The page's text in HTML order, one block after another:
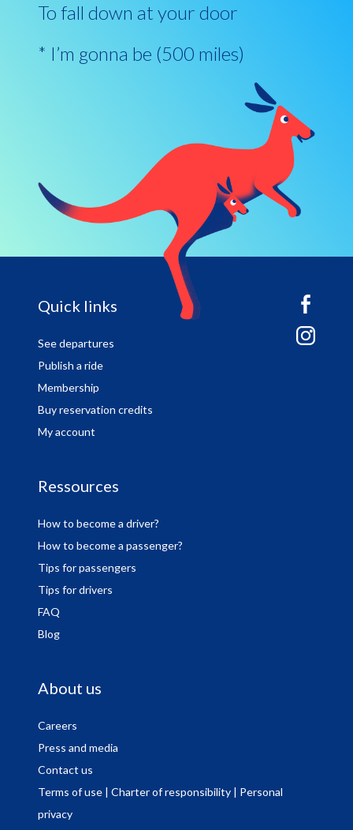
To fall down at your door
* I’m gonna be (500 miles)
sitemap
Quick links
See departures
Publish a ride
Membership
Buy reservation credits
My account
Ressources
How to become a driver?
How to become a passenger?
Tips for passengers
Tips for drivers
FAQ
Blog
About us
Careers
Press and media
Contact us
Terms of use | Charter of responsibility | Personal
privacy